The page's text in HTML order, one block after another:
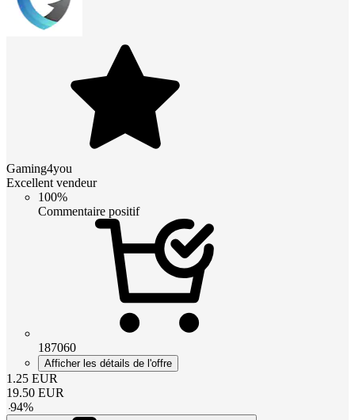
Gaming4you
Excellent vendeur
100%
Commentaire positif
187060
Afficher les détails de l'offre
1.25 EUR
19.50 EUR
-94%